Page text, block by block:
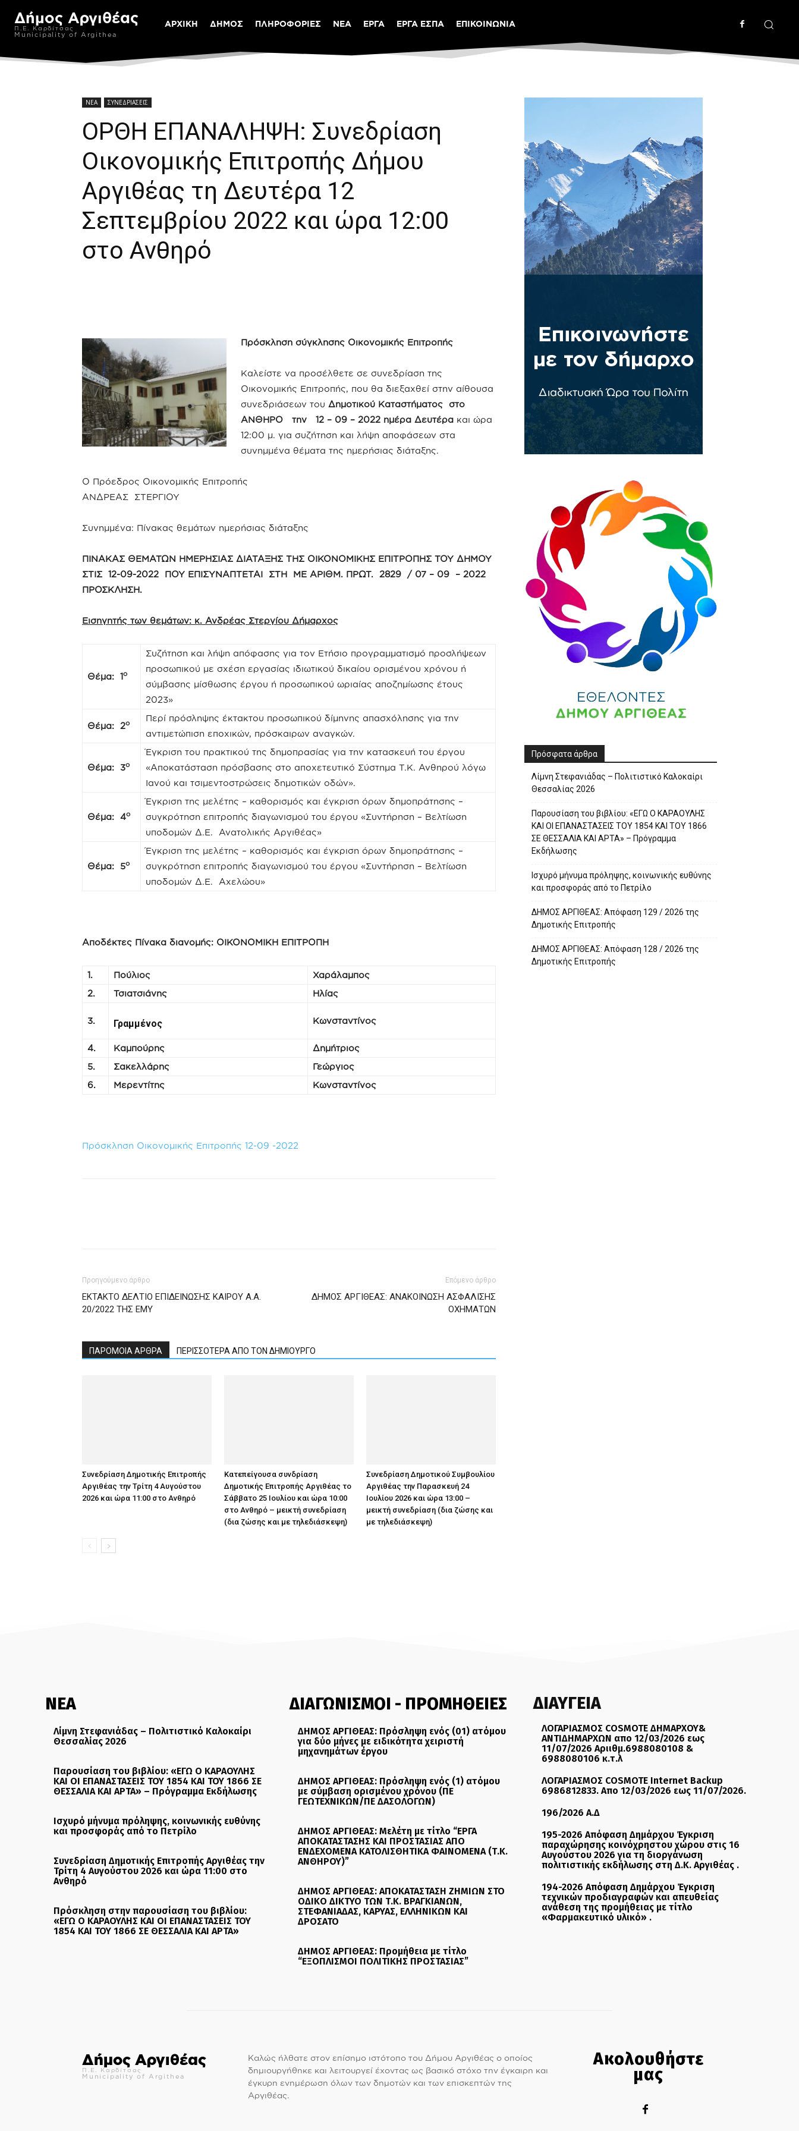
Δήμος Αργιθέας
Π.Ε. Καρδίτσας
Municipality of Argithea
ΑΡΧΙΚΗ ΔΗΜΟΣ ΠΛΗΡΟΦΟΡΙΕΣ ΝΕΑ ΕΡΓΑ ΕΡΓΑ ΕΣΠΑ ΕΠΙΚΟΙΝΩΝΙΑ
ΝΕΑ ΣΥΝΕΔΡΙΑΣΕΙΣ
ΟΡΘΗ ΕΠΑΝΑΛΗΨΗ: Συνεδρίαση
Οικονομικής Επιτροπής Δήμου
Αργιθέας τη Δευτέρα 12
Σεπτεμβρίου 2022 και ώρα 12:00
στο Ανθηρό
Πρόσκληση σύγκλησης Οικονομικής Επιτροπής
Καλείστε να προσέλθετε σε συνεδρίαση της
Οικονομικής Επιτροπής, που θα διεξαχθεί στην αίθουσα
συνεδριάσεων του Δημοτικού Καταστήματος στο
ΑΝΘΗΡΟ την 12 – 09 – 2022 ημέρα Δευτέρα και ώρα
12:00 μ. για συζήτηση και λήψη αποφάσεων στα
συνημμένα θέματα της ημερήσιας διάταξης.
Ο Πρόεδρος Οικονομικής Επιτροπής
ΑΝΔΡΕΑΣ ΣΤΕΡΓΙΟΥ
Συνημμένα: Πίνακας θεμάτων ημερήσιας διάταξης
ΠΙΝΑΚΑΣ ΘΕΜΑΤΩΝ ΗΜΕΡΗΣΙΑΣ ΔΙΑΤΑΞΗΣ ΤΗΣ ΟΙΚΟΝΟΜΙΚΗΣ ΕΠΙΤΡΟΠΗΣ ΤΟΥ ΔΗΜΟΥ
ΣΤΙΣ 12-09-2022 ΠΟΥ ΕΠΙΣΥΝΑΠΤΕΤΑΙ ΣΤΗ ΜΕ ΑΡΙΘΜ. ΠΡΩΤ. 2829 / 07 – 09 – 2022
ΠΡΟΣΚΛΗΣΗ.
Εισηγητής των θεμάτων: κ. Ανδρέας Στεργίου Δήμαρχος
Θέμα: 1ο
Συζήτηση και λήψη απόφασης για τον Ετήσιο προγραμματισμό προσλήψεων
προσωπικού με σχέση εργασίας ιδιωτικού δικαίου ορισμένου χρόνου ή
σύμβασης μίσθωσης έργου ή προσωπικού ωριαίας αποζημίωσης έτους
2023»
Θέμα: 2ο
Περί πρόσληψης έκτακτου προσωπικού δίμηνης απασχόλησης για την
αντιμετώπιση εποχικών, πρόσκαιρων αναγκών.
Θέμα: 3ο
Έγκριση του πρακτικού της δημοπρασίας για την κατασκευή του έργου
«Αποκατάσταση πρόσβασης στο αποχετευτικό Σύστημα Τ.Κ. Ανθηρού λόγω
Ιανού και τσιμεντοστρώσεις δημοτικών οδών».
Θέμα: 4ο
Έγκριση της μελέτης – καθορισμός και έγκριση όρων δημοπράτησης –
συγκρότηση επιτροπής διαγωνισμού του έργου «Συντήρηση – Βελτίωση
υποδομών Δ.Ε. Ανατολικής Αργιθέας»
Θέμα: 5ο
Έγκριση της μελέτης – καθορισμός και έγκριση όρων δημοπράτησης –
συγκρότηση επιτροπής διαγωνισμού του έργου «Συντήρηση – Βελτίωση
υποδομών Δ.Ε. Αχελώου»
Αποδέκτες Πίνακα διανομής: ΟΙΚΟΝΟΜΙΚΗ ΕΠΙΤΡΟΠΗ
1. Πούλιος
Χαράλαμπος
2.
Τσιατσιάνης Ηλίας
3. Γραμμένος Κωνσταντίνος
4. Καμπούρης
Δημήτριος
5.
Σακελλάρης
Γεώργιος
6.
Μερεντίτης Κωνσταντίνος
Πρόσκληση Οικονομικής Επιτροπής 12-09 -2022
Προηγούμενο άρθρο
ΕΚΤΑΚΤΟ ΔΕΛΤΙΟ ΕΠΙΔΕΙΝΩΣΗΣ ΚΑΙΡΟΥ Α.Α.
20/2022 ΤΗΣ ΕΜΥ
Επόμενο άρθρο
ΔΗΜΟΣ ΑΡΓΙΘΕΑΣ: ΑΝΑΚΟΙΝΩΣΗ ΑΣΦΑΛΙΣΗΣ
ΟΧΗΜΑΤΩΝ
ΠΑΡΟΜΟΙΑ ΑΡΘΡΑ ΠΕΡΙΣΣΟΤΕΡΑ ΑΠΟ ΤΟΝ ΔΗΜΙΟΥΡΓΟ
Συνεδρίαση Δημοτικής Επιτροπής
Αργιθέας την Τρίτη 4 Αυγούστου
2026 και ώρα 11:00 στο Ανθηρό
Κατεπείγουσα συνδρίαση
Δημοτικής Επιτροπής Αργιθέας το
Σάββατο 25 Ιουλίου και ώρα 10:00
στο Ανθηρό – μεικτή συνεδρίαση
(δια ζώσης και με τηλεδιάσκεψη)
Συνεδρίαση Δημοτικού Συμβουλίου
Αργιθέας την Παρασκευή 24
Ιουλίου 2026 και ώρα 13:00 –
μεικτή συνεδρίαση (δια ζώσης και
με τηλεδιάσκεψη)
Πρόσφατα άρθρα
Λίμνη Στεφανιάδας – Πολιτιστικό Καλοκαίρι
Θεσσαλίας 2026
Παρουσίαση του βιβλίου: «ΕΓΩ Ο ΚΑΡΑΟΥΛΗΣ
ΚΑΙ ΟΙ ΕΠΑΝΑΣΤΑΣΕΙΣ ΤΟΥ 1854 ΚΑΙ ΤΟΥ 1866
ΣΕ ΘΕΣΣΑΛΙΑ ΚΑΙ ΑΡΤΑ» – Πρόγραμμα
Εκδήλωσης
Ισχυρό μήνυμα πρόληψης, κοινωνικής ευθύνης
και προσφοράς από το Πετρίλο
ΔΗΜΟΣ ΑΡΓΙΘΕΑΣ: Απόφαση 129 / 2026 της
Δημοτικής Επιτροπής
ΔΗΜΟΣ ΑΡΓΙΘΕΑΣ: Απόφαση 128 / 2026 της
Δημοτικής Επιτροπής
ΝΕΑ
Λίμνη Στεφανιάδας – Πολιτιστικό Καλοκαίρι
Θεσσαλίας 2026
Παρουσίαση του βιβλίου: «ΕΓΩ Ο ΚΑΡΑΟΥΛΗΣ
ΚΑΙ ΟΙ ΕΠΑΝΑΣΤΑΣΕΙΣ ΤΟΥ 1854 ΚΑΙ ΤΟΥ 1866 ΣΕ
ΘΕΣΣΑΛΙΑ ΚΑΙ ΑΡΤΑ» – Πρόγραμμα Εκδήλωσης
Ισχυρό μήνυμα πρόληψης, κοινωνικής ευθύνης
και προσφοράς από το Πετρίλο
Συνεδρίαση Δημοτικής Επιτροπής Αργιθέας την
Τρίτη 4 Αυγούστου 2026 και ώρα 11:00 στο
Ανθηρό
Πρόσκληση στην παρουσίαση του βιβλίου:
«ΕΓΩ Ο ΚΑΡΑΟΥΛΗΣ ΚΑΙ ΟΙ ΕΠΑΝΑΣΤΑΣΕΙΣ ΤΟΥ
1854 ΚΑΙ ΤΟΥ 1866 ΣΕ ΘΕΣΣΑΛΙΑ ΚΑΙ ΑΡΤΑ»
ΔΙΑΓΩΝΙΣΜΟΙ - ΠΡΟΜΗΘΕΙΕΣ
ΔΗΜΟΣ ΑΡΓΙΘΕΑΣ: Πρόσληψη ενός (01) ατόμου
για δύο μήνες με ειδικότητα χειριστή
μηχανημάτων έργου
ΔΗΜΟΣ ΑΡΓΙΘΕΑΣ: Πρόσληψη ενός (1) ατόμου
με σύμβαση ορισμένου χρόνου (ΠΕ
ΓΕΩΤΕΧΝΙΚΩΝ/ΠΕ ΔΑΣΟΛΟΓΩΝ)
ΔΗΜΟΣ ΑΡΓΙΘΕΑΣ: Μελέτη με τίτλο “ΕΡΓΑ
ΑΠΟΚΑΤΑΣΤΑΣΗΣ ΚΑΙ ΠΡΟΣΤΑΣΙΑΣ ΑΠΟ
ΕΝΔΕΧΟΜΕΝΑ ΚΑΤΟΛΙΣΘΗΤΙΚΑ ΦΑΙΝΟΜΕΝΑ (Τ.Κ.
ΑΝΘΗΡΟΥ)”
ΔΗΜΟΣ ΑΡΓΙΘΕΑΣ: ΑΠΟΚΑΤΑΣΤΑΣΗ ΖΗΜΙΩΝ ΣΤΟ
ΟΔΙΚΟ ΔΙΚΤΥΟ ΤΩΝ Τ.Κ. ΒΡΑΓΚΙΑΝΩΝ,
ΣΤΕΦΑΝΙΑΔΑΣ, ΚΑΡΥΑΣ, ΕΛΛΗΝΙΚΩΝ ΚΑΙ
ΔΡΟΣΑΤΟ
ΔΗΜΟΣ ΑΡΓΙΘΕΑΣ: Προμήθεια με τίτλο
“ΕΞΟΠΛΙΣΜΟΙ ΠΟΛΙΤΙΚΗΣ ΠΡΟΣΤΑΣΙΑΣ”
ΔΙΑΥΓΕΙΑ
ΛΟΓΑΡΙΑΣΜΟΣ COSMOTE ΔΗΜΑΡΧΟΥ&
ΑΝΤΙΔΗΜΑΡΧΩΝ απο 12/03/2026 εως
11/07/2026 Αριιθμ.6988080108 &
6988080106 κ.τ.λ
ΛΟΓΑΡΙΑΣΜΟΣ COSMOTE Internet Backup
6986812833. Απο 12/03/2026 εως 11/07/2026.
196/2026 Α.Δ
195-2026 Απόφαση Δημάρχου Έγκριση
παραχώρησης κοινόχρηστου χώρου στις 16
Αυγούστου 2026 για τη διοργάνωση
πολιτιστικής εκδήλωσης στη Δ.Κ. Αργιθέας .
194-2026 Απόφαση Δημάρχου Έγκριση
τεχνικών προδιαγραφών και απευθείας
ανάθεση της προμήθειας με τίτλο
«Φαρμακευτικό υλικό» .
Δήμος Αργιθέας
Π.Ε. Καρδίτσας
Municipality of Argithea
Καλώς ήλθατε στον επίσημο ιστότοπο του Δήμου Αργιθέας ο οποίος
δημιουργήθηκε και λειτουργεί έχοντας ως βασικό στόχο την έγκαιρη και
έγκυρη ενημέρωση όλων των δημοτών και των επισκεπτών της
Αργιθέας.
Ακολουθήστε
μας